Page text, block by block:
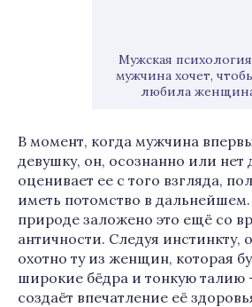
Мужская
мужчина хочет,
любила
В момент, когда мужчина
девушку, он, осознанно или нет
оценивает ее с того взгляда,
иметь потомство в
природе заложено это ещё со
античности. Следуя инстинкту,
охотно ту из женщин, которая
широкие бёдра и тонкую талию
создаёт впечатление её